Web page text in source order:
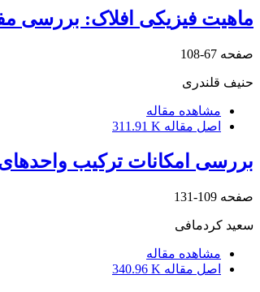
ماهیت فیزیکی افلاک: بررسی
صفحه 67-108
حنیف قلندری
مشاهده مقاله
اصل مقاله 311.91 K
بررسی امکانات ترکیب
صفحه 109-131
سعید کردمافی
مشاهده مقاله
اصل مقاله 340.96 K